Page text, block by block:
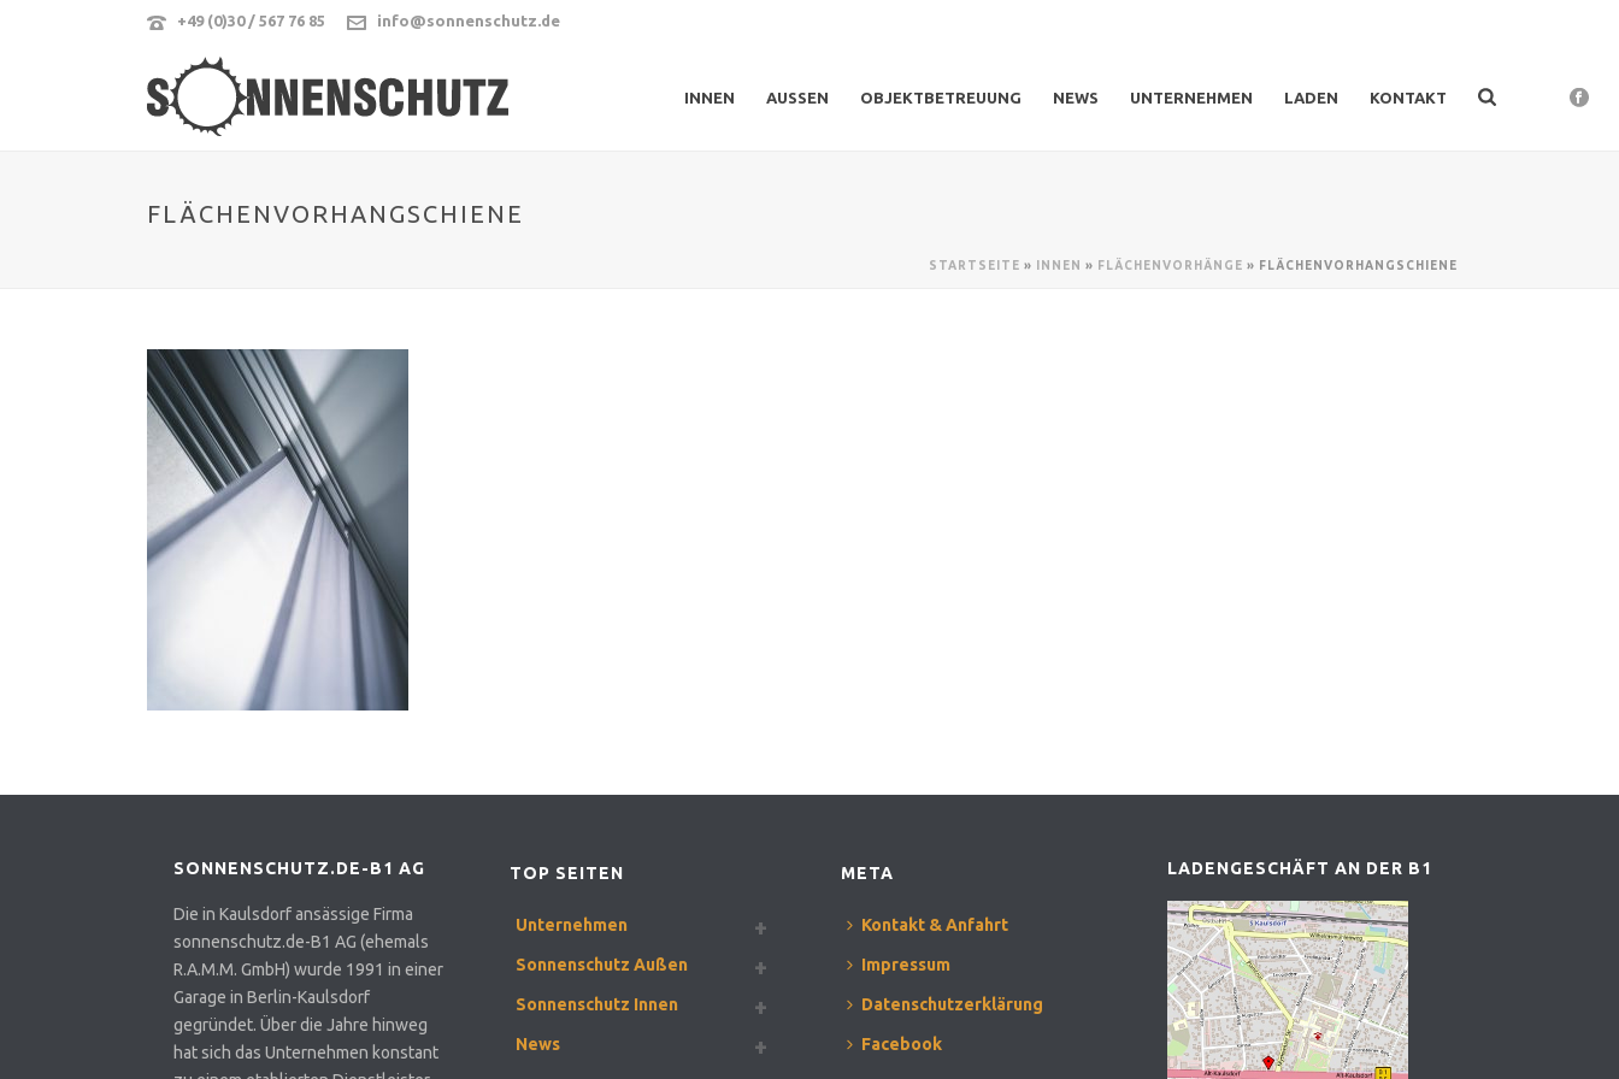
+49 (0)30 / 567 76 85 info@sonnenschutz.de
INNEN AUSSEN OBJEKTBETREUUNG NEWS UNTERNEHMEN LADEN KONTAKT
FLÄCHENVORHANGSCHIENE
STARTSEITE » INNEN » FLÄCHENVORHÄNGE » FLÄCHENVORHANGSCHIENE
SONNENSCHUTZ.DE-B1 AG
Die in Kaulsdorf ansässige Firma
sonnenschutz.de-B1 AG (ehemals
R.A.M.M. GmbH) wurde 1991 in einer
Garage in Berlin-Kaulsdorf
gegründet. Über die Jahre hinweg
hat sich das Unternehmen konstant
TOP SEITEN
Unternehmen
Sonnenschutz Außen
Sonnenschutz Innen
News
META
Kontakt & Anfahrt
Impressum
Datenschutzerklärung
Facebook
LADENGESCHÄFT AN DER B1